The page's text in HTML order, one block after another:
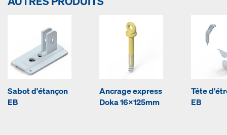
Sabot d'étançon
EB
Ancrage express
Doka 16x125mm
Tête
EB